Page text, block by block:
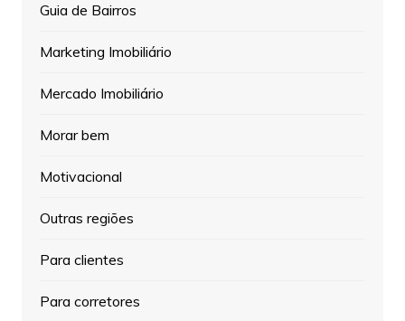
Guia de Bairros
Marketing Imobiliário
Mercado Imobiliário
Morar bem
Motivacional
Outras regiões
Para clientes
Para corretores